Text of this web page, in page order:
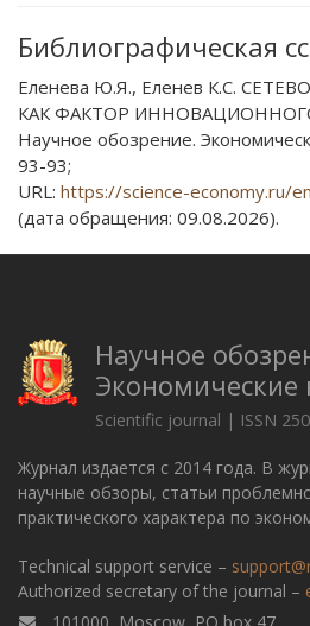
Библиографическая
Еленева Ю.Я., Еленев К.С.
КАК ФАКТОР
Научное обозрение.
93-93;
URL: https://science-economy.ru/
(дата обращения: 09.08.2026).
Научное
Экономические
Scientific journal | ISSN
Журнал издается с 2014 года. В
научные обзоры, статьи
практического характера по
Technical support service –
Authorized secretary of the journal –